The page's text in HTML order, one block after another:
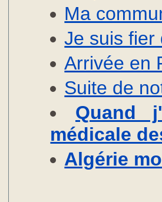
Ma
Je suis fier
Arrivée en
Suite de
Quand
médicale
Algérie